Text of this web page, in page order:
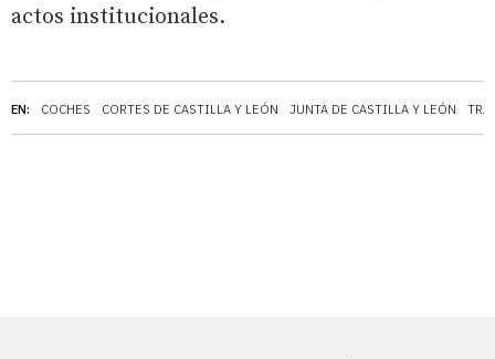
EN: COCHES CORTES DE CASTILLA Y LEÓN JUNTA DE CASTILLA Y LEÓN
actos institucionales.